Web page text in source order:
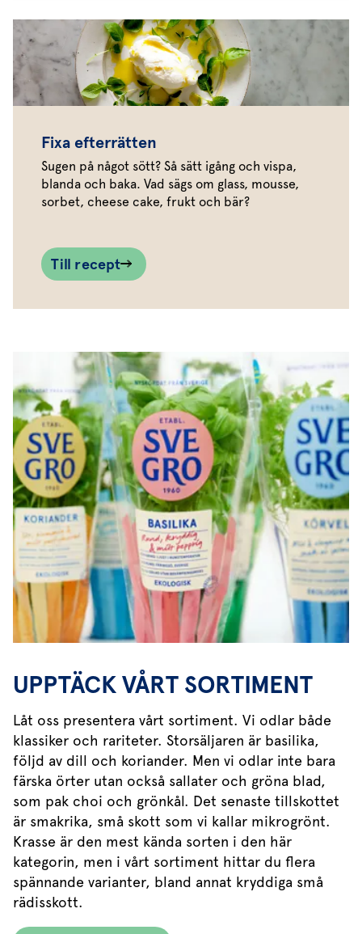
Fixa efterrätten
Sugen på något sött? Så sätt igång och vispa,
blanda och baka. Vad sägs om glass, mousse,
sorbet, cheese cake, frukt och bär?
Till recept
UPPTÄCK VÅRT SORTIMENT
Låt oss presentera vårt sortiment. Vi odlar både
klassiker och rariteter. Storsäljaren är basilika,
följd av dill och koriander. Men vi odlar inte bara
färska örter utan också sallater och gröna blad,
som pak choi och grönkål. Det senaste tillskottet
är smakrika, små skott som vi kallar mikrogrönt.
Krasse är den mest kända sorten i den här
kategorin, men i vårt sortiment hittar du flera
spännande varianter, bland annat kryddiga små
rädisskott.